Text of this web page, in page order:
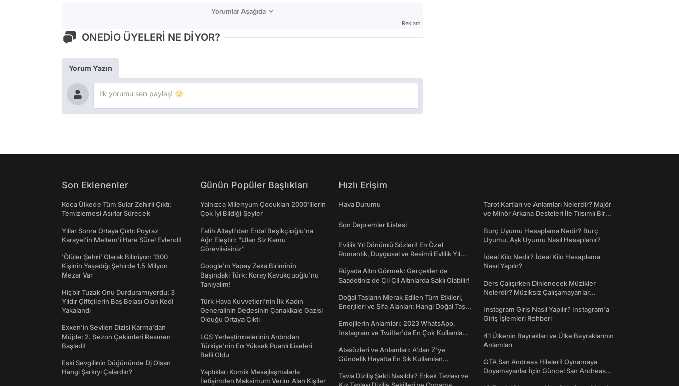
Yorumlar Aşağıda
Reklam
ONEDİO ÜYELERİ NE DİYOR?
Yorum Yazın
Son Eklenenler
Koca Ülkede Tüm Sular Zehirli Çıktı:
Temizlemesi Asırlar Sürecek
Yıllar Sonra Ortaya Çıktı: Poyraz
Karayel'in Meltem'i Hare Sürel Evlendi!
'Ölüler Şehri' Olarak Biliniyor: 1300
Kişinin Yaşadığı Şehirde 1,5 Milyon
Mezar Var
Hiçbir Tuzak Onu Durduramıyordu: 3
Yıldır Çiftçilerin Baş Belası Olan Kedi
Yakalandı
Exxen'in Sevilen Dizisi Karma'dan
Müjde: 2. Sezon Çekimleri Resmen
Başladı!
Eski Sevgilinin Düğününde Dj Olsan
Hangi Şarkıyı Çalardın?
Günün Popüler Başlıkları
Yalnızca Milenyum Çocukları 2000'lilerin
Çok İyi Bildiği Şeyler
Fatih Altaylı'dan Erdal Beşikçioğlu'na
Ağır Eleştiri: "Ulan Siz Kamu
Görevlisisiniz"
Google'ın Yapay Zeka Biriminin
Başındaki Türk: Koray Kavukçuoğlu'nu
Tanıyalım!
Türk Hava Kuvvetleri'nin İlk Kadın
Generalinin Dedesinin Çanakkale Gazisi
Olduğu Ortaya Çıktı
LGS Yerleştirmelerinin Ardından
Türkiye'nin En Yüksek Puanlı Liseleri
Belli Oldu
Yaptıkları Komik Mesajlaşmalarla
İletişimden Maksimum Verim Alan Kişiler
Hızlı Erişim
Hava Durumu
Son Depremler Listesi
Evlilik Yıl Dönümü Sözleri! En Özel
Romantik, Duygusal ve Resimli Evlilik Yıl
Rüyada Altın Görmek: Gerçekler de
Saadetiniz de Çil Çil Altınlarda Saklı Olabilir!
Doğal Taşların Merak Edilen Tüm Etkileri,
Enerjileri ve Şifa Alanları: Hangi Doğal Taş
Emojilerin Anlamları: 2023 WhatsApp,
Instagram ve Twitter'da En Çok Kullanılan
Atasözleri ve Anlamları: A'dan Z'ye
Gündelik Hayatta En Sık Kullanılan
Tavla Diziliş Şekli Nasıldır? Erkek Tavlası ve
Tarot Kartları ve Anlamları Nelerdir? Majör
ve Minör Arkana Desteleri İle Tılsımlı Bir
Burç Uyumu Hesaplama Nedir? Burç
Uyumu, Aşk Uyumu Nasıl Hesaplanır?
İdeal Kilo Nedir? İdeal Kilo Hesaplama
Nasıl Yapılır?
Ders Çalışırken Dinlenecek Müzikler
Nelerdir? Müziksiz Çalışamayanlar
Instagram Giriş Nasıl Yapılır? Instagram'a
Giriş İşlemleri Rehberi
41 Ülkenin Bayrakları ve Ülke Bayraklarının
Anlamları
GTA San Andreas Hileleri! Oynamaya
Doyamayanlar İçin Güncel San Andreas